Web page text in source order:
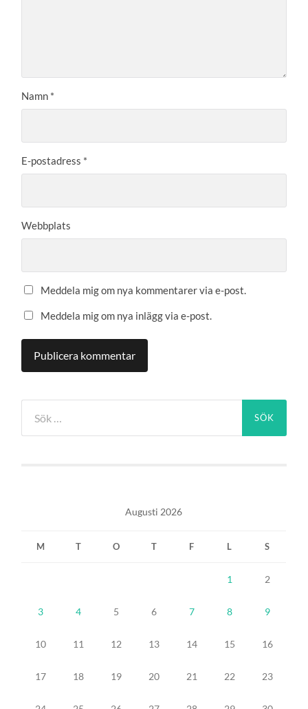
Namn *
E-postadress *
Webbplats
Meddela mig om nya kommentarer via e-post.
Meddela mig om nya inlägg via e-post.
efter:
Augusti 2026
M T O T F L S
1 2
3 4 5 6 7 8 9
10 11 12 13 14 15 16
17 18 19 20 21 22 23